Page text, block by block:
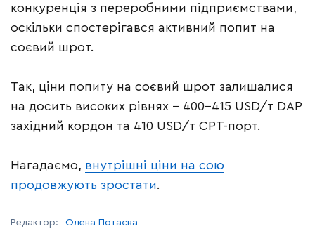
конкуренція з переробними підприємствами,
оскільки спостерігався активний попит на
соєвий шрот.
Так, ціни попиту на соєвий шрот залишалися
на досить високих рівнях – 400-415 USD/т DAP
західний кордон та 410 USD/т СРТ-порт.
Нагадаємо, внутрішні ціни на сою
продовжують зростати
Редактор: Олена Потаєва